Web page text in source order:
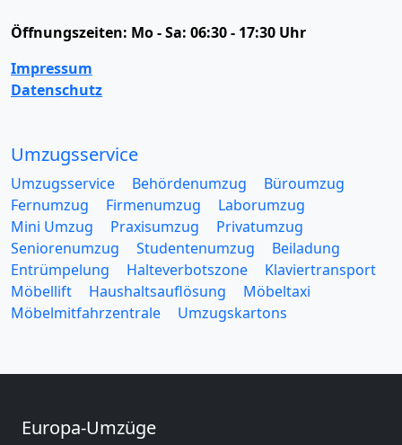
Öffnungszeiten: Mo - Sa: 06:30 - 17:30 Uhr
Impressum
Datenschutz
Umzugsservice
Umzugsservice Behördenumzug
Büroumzug
Fernumzug
Firmenumzug
Laborumzug
Mini Umzug
Praxisumzug
Privatumzug
Seniorenumzug
Studentenumzug
Beiladung
Entrümpelung
Halteverbotszone
Klaviertransport
Möbellift
Haushaltsauflösung
Möbeltaxi
Möbelmitfahrzentrale
Umzugskartons
Europa-Umzüge